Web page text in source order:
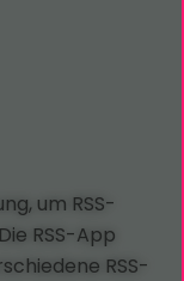
um RSS-
RSS-App
RSS-